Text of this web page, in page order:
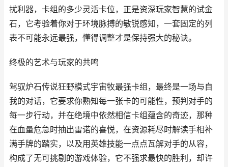
扰利器，卡组的多少灵活卡位，正是资深玩家智慧的试金
石，它考验着你对于环境脉搏的敏锐感知，一套固定的列
表不可能永远最强，懂得调整才是保持强大的秘诀。
终极的艺术与玩家的共鸣
驾驭炉石传说狂野模式宇宙牧最强卡组，最终是一场与自
我的对话，它要求你熟知每一张卡的可能性，预判对手的
每一步行动，并在绝境中依然相信卡组蕴含的奇迹，那种
在血量危急时抽出雷诺的喜悦，在资源耗尽时解读手相补
满手牌的踏实，以及用英雄技能一点点瓦解对手的从容，
构成了无可挑剔的游戏体验，它不强求最快的胜利，却许